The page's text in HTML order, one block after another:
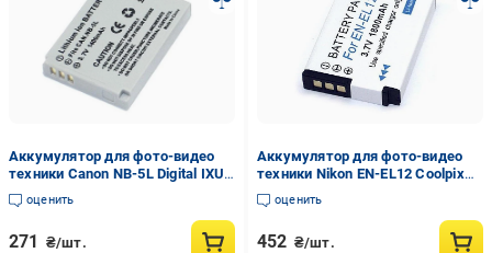
Аккумулятор для фото-видео
техники Canon NB-5L Digital IXUS
800 3.7V 1400 mAh Li-ion
оценить
271 ₴/шт.
Аккумулятор для фото-видео
техники Nikon EN-EL12 Coolpix
A900 3.7V 1800 mAh Li-ion
оценить
452 ₴/шт.